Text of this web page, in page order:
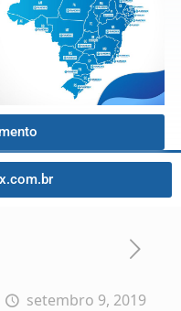
setembro 9, 2019